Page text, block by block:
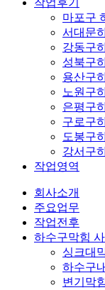
작업후기
마포구
서대문
강동구
성북구
용산구
노원구
은평구
구로구
도봉구
강서구
작업영역
회사소개
주요업무
작업전후
하수구막힘 사
싱크대
하수구
변기막